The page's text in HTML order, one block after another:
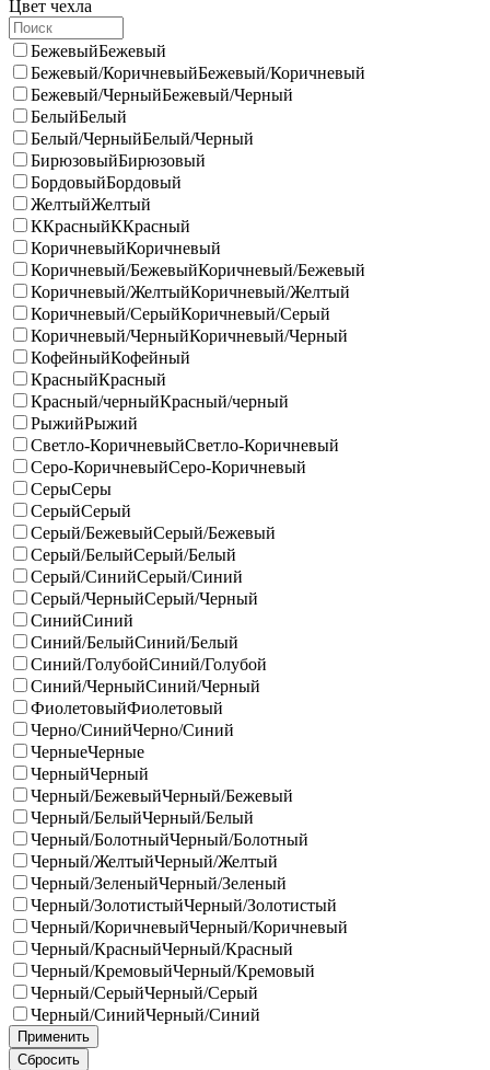
Цвет чехла
БежевыйБежевый
Бежевый/КоричневыйБежевый/Коричневый
Бежевый/ЧерныйБежевый/Черный
БелыйБелый
Белый/ЧерныйБелый/Черный
БирюзовыйБирюзовый
БордовыйБордовый
ЖелтыйЖелтый
ККрасныйККрасный
КоричневыйКоричневый
Коричневый/БежевыйКоричневый/Бежевый
Коричневый/ЖелтыйКоричневый/Желтый
Коричневый/СерыйКоричневый/Серый
Коричневый/ЧерныйКоричневый/Черный
КофейныйКофейный
КрасныйКрасный
Красный/черныйКрасный/черный
РыжийРыжий
Светло-КоричневыйСветло-Коричневый
Серо-КоричневыйСеро-Коричневый
СерыСеры
СерыйСерый
Серый/БежевыйСерый/Бежевый
Серый/БелыйСерый/Белый
Серый/СинийСерый/Синий
Серый/ЧерныйСерый/Черный
СинийСиний
Синий/БелыйСиний/Белый
Синий/ГолубойСиний/Голубой
Синий/ЧерныйСиний/Черный
ФиолетовыйФиолетовый
Черно/СинийЧерно/Синий
ЧерныеЧерные
ЧерныйЧерный
Черный/БежевыйЧерный/Бежевый
Черный/БелыйЧерный/Белый
Черный/БолотныйЧерный/Болотный
Черный/ЖелтыйЧерный/Желтый
Черный/ЗеленыйЧерный/Зеленый
Черный/ЗолотистыйЧерный/Золотистый
Черный/КоричневыйЧерный/Коричневый
Черный/КрасныйЧерный/Красный
Черный/КремовыйЧерный/Кремовый
Черный/СерыйЧерный/Серый
Черный/СинийЧерный/Синий